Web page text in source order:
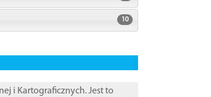
10
i Kartograficznych. Jest to